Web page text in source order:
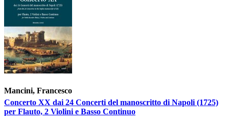
Mancini, Francesco
Concerto XX dai 24 Concerti del manoscritto di Napoli (1725)
per Flauto, 2 Violini e Basso Continuo